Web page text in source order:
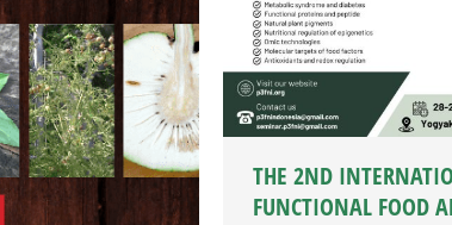
THE 2ND
FUNCTIONAL FOOD